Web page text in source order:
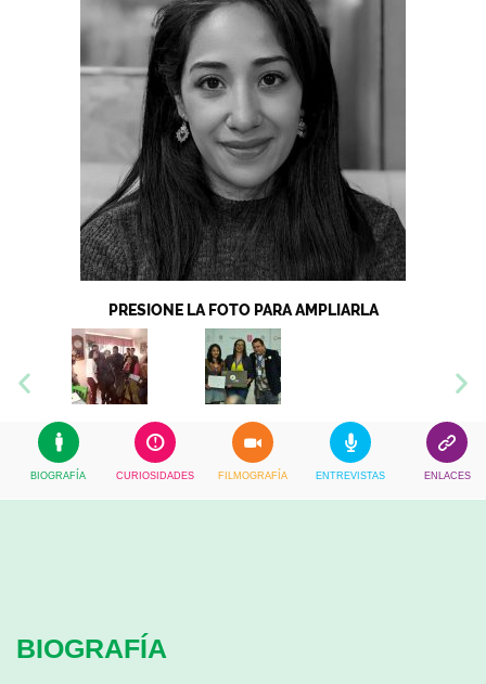
PRESIONE LA FOTO PARA AMPLIARLA
BIOGRAFÍA CURIOSIDADES FILMOGRAFÍA ENTREVISTAS ENLACES
BIOGRAFÍA